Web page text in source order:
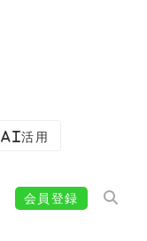
AI活用
会員登録